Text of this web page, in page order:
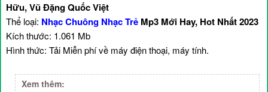
Hữu, Vũ Đặng Quốc Việt
Thể loại: Nhạc Chuông Nhạc Trẻ Mp3 Mới Hay, Hot Nhất 2023
Kích thước: 1.061 Mb
Hình thức: Tải Miễn phí về máy điện thoại, máy tính.
Xem thêm: